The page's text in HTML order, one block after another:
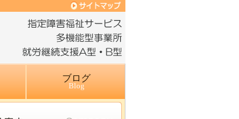
ブログ
Blog